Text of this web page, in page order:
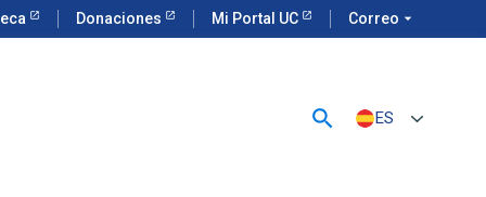
Donaciones Mi Portal UC Correo arrow_drop_down
search ES